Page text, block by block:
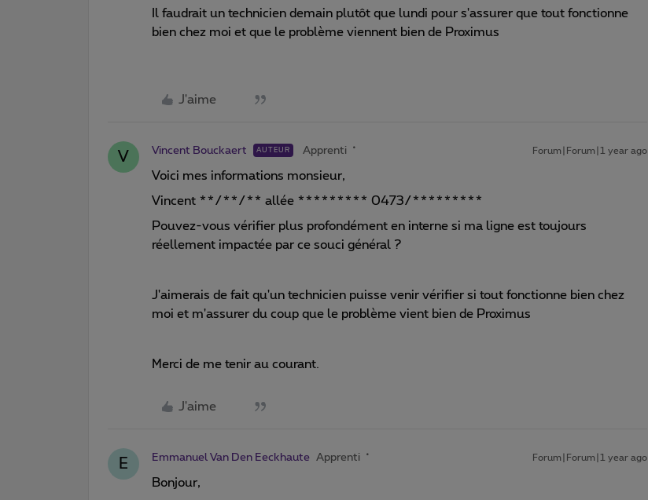
Il faudrait un technicien demain plutôt que lundi pour s'assurer que tout fonctionne
bien chez moi et que le problème viennent bien de Proximus
J'aime
V Vincent Bouckaert AUTEUR Apprenti Forum|Forum|1 year ago
Voici mes informations monsieur,
Vincent **/**/** allée ********* 0473/*********
Pouvez-vous vérifier plus profondément en interne si ma ligne est toujours
réellement impactée par ce souci général ?
J'aimerais de fait qu'un technicien puisse venir vérifier si tout fonctionne bien chez
moi et m'assurer du coup que le problème vient bien de Proximus
Merci de me tenir au courant.
J'aime
E Emmanuel Van Den Eeckhaute Apprenti Forum|Forum|1 year ago
Bonjour,